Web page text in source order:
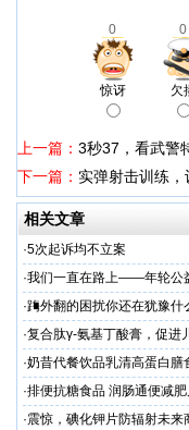
0 0
惊讶 欠
上一篇： 3秒37，看武警
下一篇： 实弹射击训练，
相关文章
·5次起诉均不立案
·我们一直在路上——年轮公
·踇外翻的困扰你还在犹豫什
·复合肽γ-氨基丁酸膏，促进
工厂家
·奶昔代餐饮品乳清高蛋白
厂家
·排便抗糖食品 润肠通便减
业
·震惊，碘化钾片防辐射未